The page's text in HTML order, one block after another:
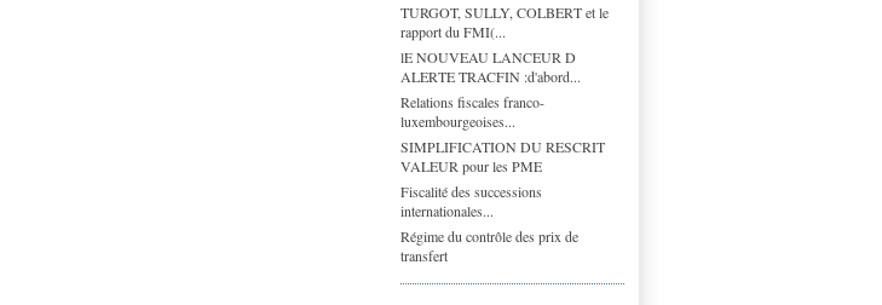
TURGOT, SULLY, COLBERT et le
rapport du FMI(...
lE NOUVEAU LANCEUR D
ALERTE TRACFIN :d'abord...
Relations fiscales franco-
luxembourgeoises...
SIMPLIFICATION DU RESCRIT
VALEUR pour les PME
Fiscalité des successions
internationales...
Régime du contrôle des prix de
transfert